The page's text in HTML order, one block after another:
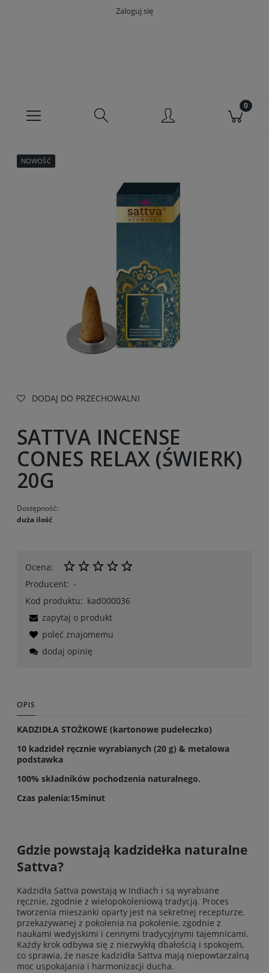
Zaloguj się
NOWOŚĆ
DODAJ DO PRZECHOWALNI
SATTVA INCENSE
CONES RELAX (ŚWIERK)
20G
Dostępność:
duża ilość
Ocena:
Producent: -
Kod produktu: kad000036
zapytaj o produkt
poleć znajomemu
dodaj opinię
OPIS
KADZIDŁA STOŻKOWE (kartonowe pudełeczko)
10 kadzideł ręcznie wyrabianych (20 g) & metalowa
podstawka
100% składników pochodzenia naturalnego.
Czas palenia:15minut
Gdzie powstają kadzidełka naturalne
Sattva?
Kadzidła Sattva powstają w Indiach i są wyrabiane
ręcznie, zgodnie z wielopokoleniową tradycją. Proces
tworzenia mieszanki oparty jest na sekretnej recepturze,
przekazywanej z pokolenia na pokolenie, zgodnie z
naukami wedyjskimi i cennymi tradycyjnymi tajemnicami.
Każdy krok odbywa się z niezwykłą dbałością i spokojem,
co sprawia, że nasze kadzidła Sattva mają niepowtarzalną
moc uspokajania i harmonizacji ducha.